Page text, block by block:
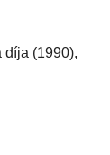
díja (1990),